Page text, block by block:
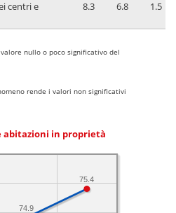
centri e
8.3 6.8 1.5
nullo o poco significativo del
rende i valori non significativi
abitazioni in proprietà
75.4
74.9